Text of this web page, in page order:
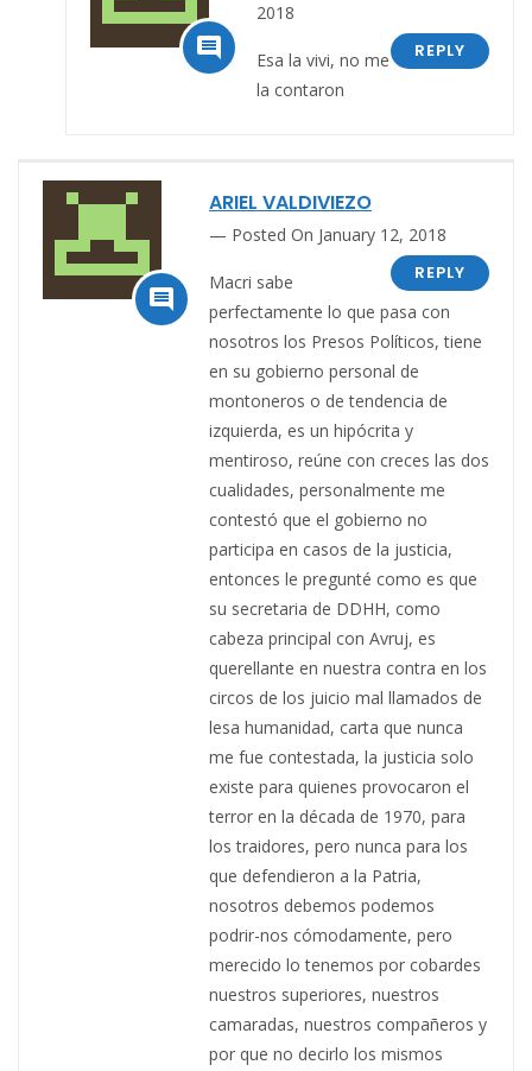

2018
REPLY
Esa la vivi, no me
la contaron

ARIEL VALDIVIEZO
Posted On January 12, 2018
REPLY
Macri sabe
perfectamente lo que pasa con
nosotros los Presos Políticos, tiene
en su gobierno personal de
montoneros o de tendencia de
izquierda, es un hipócrita y
mentiroso, reúne con creces las dos
cualidades, personalmente me
contestó que el gobierno no
participa en casos de la justicia,
entonces le pregunté como es que
su secretaria de DDHH, como
cabeza principal con Avruj, es
querellante en nuestra contra en los
circos de los juicio mal llamados de
lesa humanidad, carta que nunca
me fue contestada, la justicia solo
existe para quienes provocaron el
terror en la década de 1970, para
los traidores, pero nunca para los
que defendieron a la Patria,
nosotros debemos podemos
podrir-nos cómodamente, pero
merecido lo tenemos por cobardes
nuestros superiores, nuestros
camaradas, nuestros compañeros y
por que no decirlo los mismos